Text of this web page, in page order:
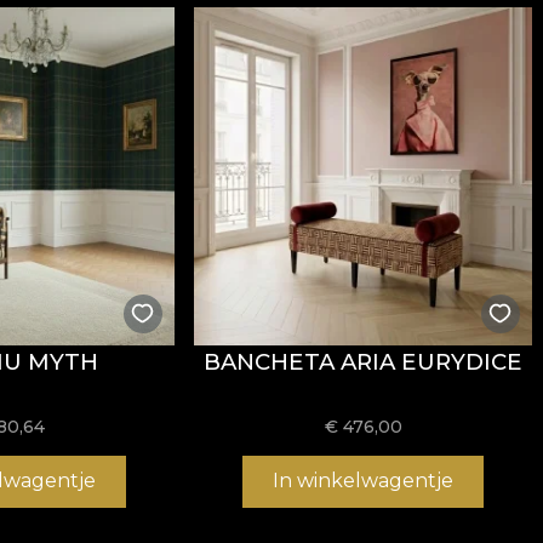
Fire Retardant , fiind potrivit atât pentru utilizare
REACH.
la uzură, având 60.000 rubs
la testul de
la testul de inflamabilitate tip țigară.
MYTH BANCHETA ARIA EURYDICE
€ 476,00
In winkelwagentje